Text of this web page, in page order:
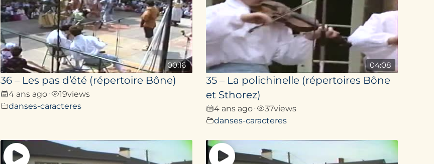
00:16
36 – Les pas d’été (répertoire Bône)
4 ans ago• 19views
danses-caracteres
04:08
35 – La polichinelle (répertoires Bône
et Sthorez)
4 ans ago• 37views
danses-caracteres